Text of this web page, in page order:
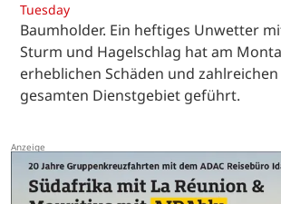
Tuesday
Baumholder. Ein heftiges Unwetter
Sturm und Hagelschlag hat am
erheblichen Schäden und
gesamten Dienstgebiet geführt.